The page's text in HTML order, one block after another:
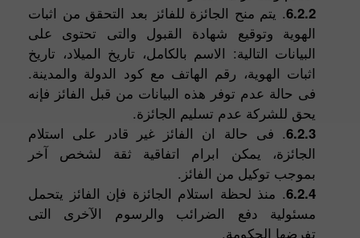
6.2.2. يتم منح الجائزة للفائز بعد التحقق من اثبات
الهوية وتوقيع شهادة القبول والتى تحتوى على
البيانات التالية: الاسم بالكامل، تاريخ الميلاد، تاريخ
اثبات الهوية، رقم الهاتف مع كود الدولة والمدينة.
فى حالة عدم توفر هذه البيانات من قبل الفائز فإنه
يحق للشركة عدم تسليم الجائزة.
6.2.3. فى حالة ان الفائز غير قادر على استلام
الجائزة، يمكن ابرام اتفاقية ثقة لشخص آخر
بموجب توكيل من الفائز.
6.2.4. منذ لحظة استلام الجائزة فإن الفائز يتحمل
مسئولية دفع الضرائب والرسوم الآخرى التى
تفرضها الحكومة.